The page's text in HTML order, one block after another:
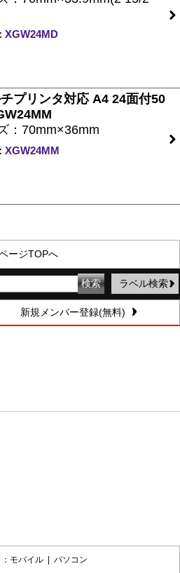
: XGW24MD
プリンタ対応 A4 24面付50
：70mm×36mm
: XGW24MM
ージTOPへ
ラベル検索
新規メンバー登録(無料)
モバイル | パソコン